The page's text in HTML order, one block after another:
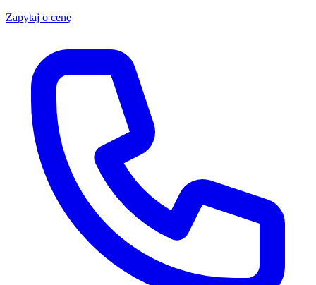
Zapytaj o cenę